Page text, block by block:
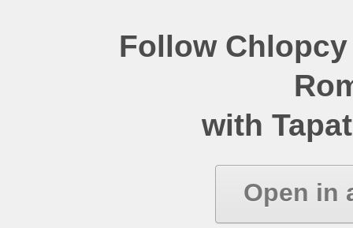
Follow
with
Open in